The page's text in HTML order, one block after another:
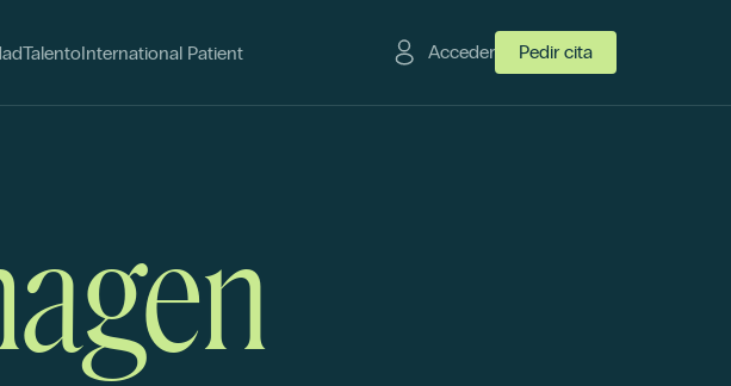
TalentoInternational Patient Acceder Pedir cita